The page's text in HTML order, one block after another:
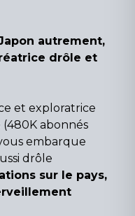
autrement,
drôle et
et exploratrice
(480K abonnés
embarque
drôle
sur le pays,